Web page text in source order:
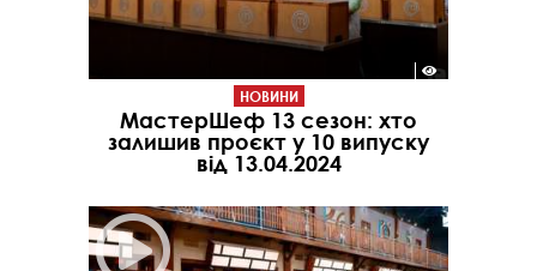
НОВИНИ
МастерШеф 13 сезон: хто
залишив проєкт у 10 випуску
від 13.04.2024